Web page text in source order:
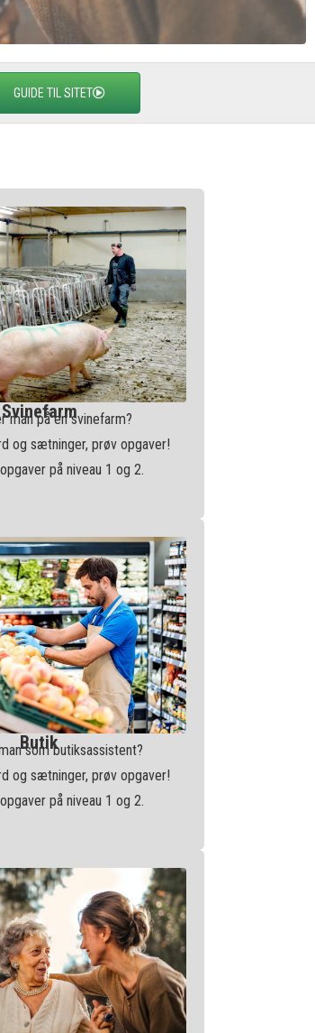
GUIDE TIL SITET
Svinefarm
man på en svinefarm?
og sætninger, prøv opgaver!
på niveau 1 og 2.
Butik
som butiksassistent?
og sætninger, prøv opgaver!
på niveau 1 og 2.